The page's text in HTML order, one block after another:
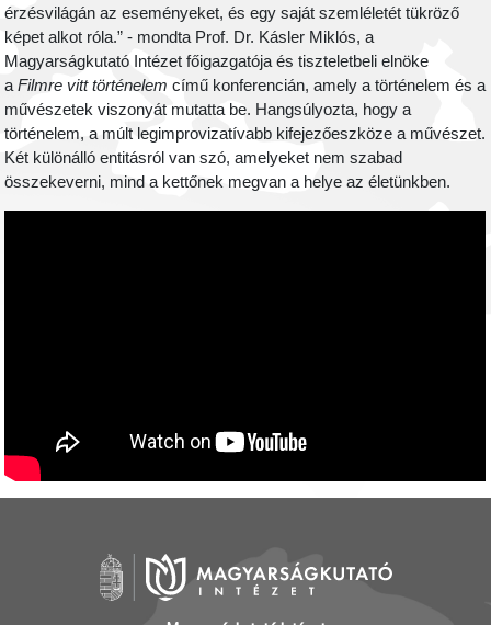
érzésvilágán az eseményeket, és egy saját szemléletét tükröző
képet alkot róla.” - mondta Prof. Dr. Kásler Miklós, a
Magyarságkutató Intézet főigazgatója és tiszteletbeli elnöke
aFilmre vitt történelem című konferencián, amely a történelem és a
művészetek viszonyát mutatta be. Hangsúlyozta, hogy a
történelem, a múlt legimprovizatívabb kifejezőeszköze a művészet.
Két különálló entitásról van szó, amelyeket nem szabad
összekeverni, mind a kettőnek megvan a helye az életünkben.